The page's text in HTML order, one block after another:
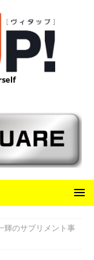
輝のサプリメント事